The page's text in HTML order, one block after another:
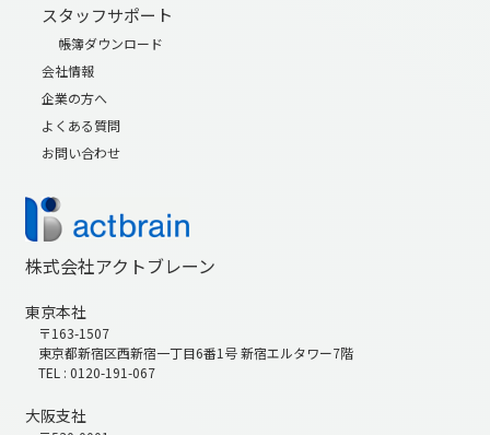
スタッフサポート
帳簿ダウンロード
会社情報
企業の方へ
よくある質問
お問い合わせ
株式会社アクトブレーン
東京本社
〒163-1507
東京都新宿区西新宿一丁目6番1号 新宿エルタワー7階
TEL : 0120-191-067
大阪支社